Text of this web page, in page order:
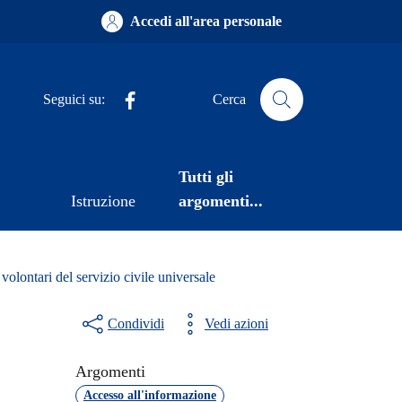
Accedi all'area personale
Seguici su: Cerca
Istruzione
Tutti gli
argomenti...
del servizio civile universale
Condividi Vedi azioni
Argomenti
Accesso all'informazione